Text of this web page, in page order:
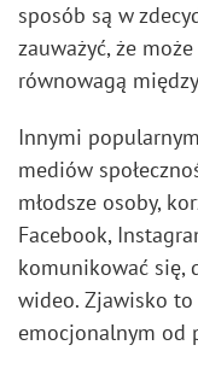
sposób są w
zauważyć, że
równowagą
Innymi
mediów
młodsze osoby,
Facebook,
komunikować się,
wideo. Zjawisko
emocjonalnym od